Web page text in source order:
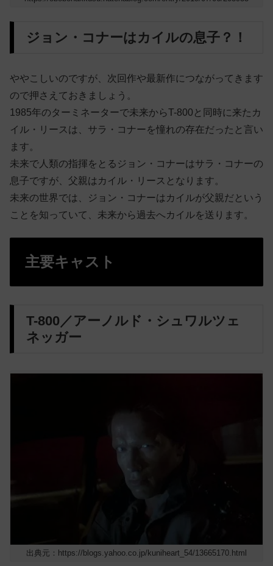
ジョン・コナーはカイルの息子？！
ややこしいのですが、次回作や最新作につながってきます
ので押さえておきましょう。
1985年のターミネーターで未来からT-800と同時に来たカ
イル・リースは、サラ・コナーを憧れの存在だったと言い
ます。
未来で人類の指揮をとるジョン・コナーはサラ・コナーの
息子ですが、父親はカイル・リースとなります。
未来の世界では、ジョン・コナーはカイルが父親だという
ことを知っていて、未来から過去へカイルを送ります。
主要キャスト
T-800／アーノルド・シュワルツェ
ネッガー
出典元：https://blogs.yahoo.co.jp/kuniheart_54/13665170.html